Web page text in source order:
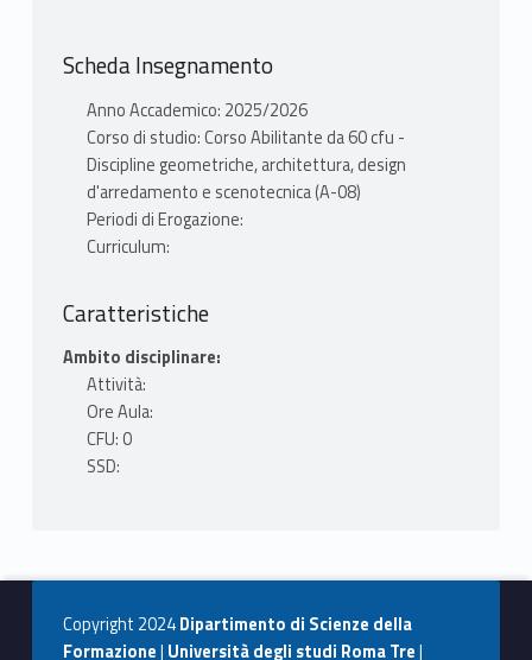
Scheda Insegnamento
Anno Accademico: 2025/2026
Corso di studio: Corso Abilitante da 60 cfu -
Discipline geometriche, architettura, design
d'arredamento e scenotecnica (A-08)
Periodi di Erogazione:
Curriculum:
Caratteristiche
Ambito disciplinare:
Attività:
Ore Aula:
CFU: 0
SSD:
Copyright 2024Dipartimento di Scienze della
Formazione| Università degli studi Roma Tre|